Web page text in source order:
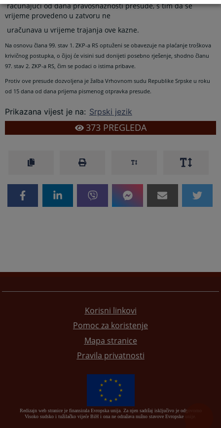
računajući od dana pravosnažnosti presude, s tim da se
vrijeme provedeno u zatvoru ne
uračunava u vrijeme trajanja ove kazne.
Na osnovu člana 99. stav 1. ZKP-a RS optuženi se obavezuje na plaćanje troškova
krivičnog postupka, o čijoj će visini sud donijeti posebno rješenje, shodno članu
97. stav 2. ZKP-a RS, čim se podaci o istima pribave.
Protiv ove presude dozvoljena je žalba Vrhovnom sudu Republike Srpske u roku
od 15 dana od dana prijema pismenog otpravka presude.
Prikazana vijest je na: Srpski jezik
373PREGLEDA
Korisni linkovi
Pomoc za koristenje
Mapa stranice
Pravila privatnosti
Redizajn web stranice je finansirala Evropska unija. Za njen sadržaj isključivo je odgovorno
Visoko sudsko i tužilačko vijeće BiH i ona ne odražava nužno stavove Evropske unije.